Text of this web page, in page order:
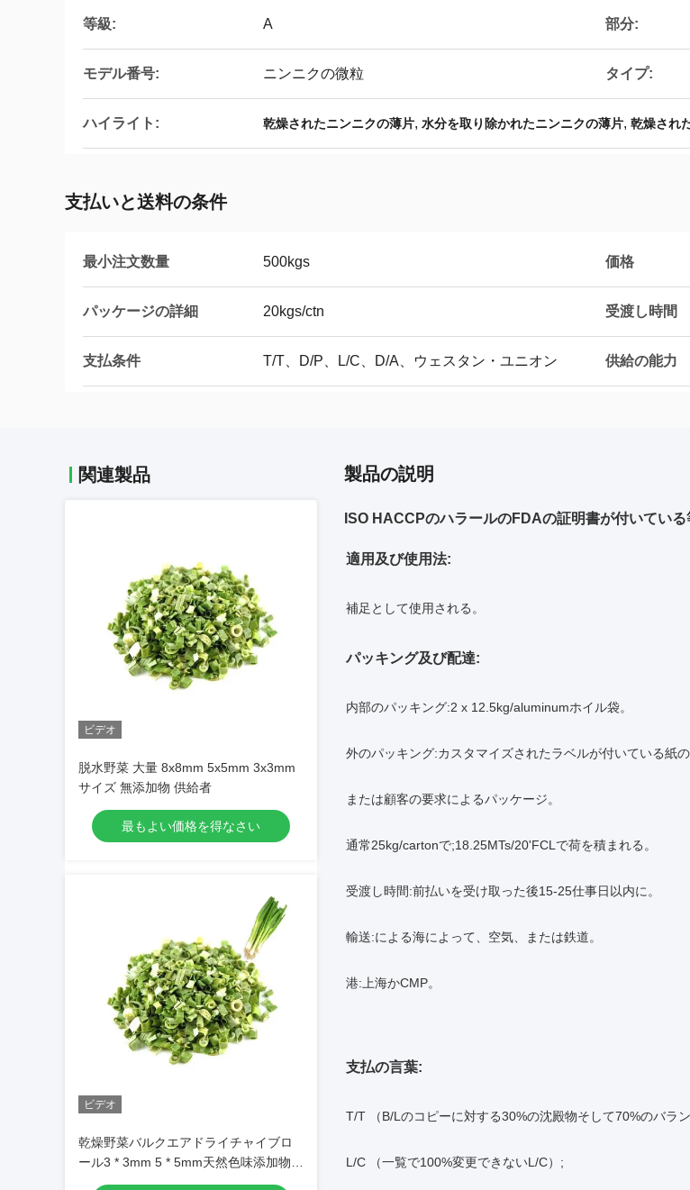
等級: A 部分:
モデル番号: ニンニクの微粒 タイプ:
ハイライト: 乾燥されたニンニクの薄片, 水分を取り除かれたニンニクの薄片, 乾燥され
支払いと送料の条件
最小注文数量 500kgs 価格
パッケージの詳細 20kgs/ctn 受渡し時間
支払条件 T/T、D/P、L/C、D/A、ウェスタン・ユニオン 供給の能力
関連製品
ビデオ
脱水野菜 大量 8x8mm 5x5mm 3x3mm
サイズ 無添加物 供給者
最もよい価格を得なさい
ビデオ
乾燥野菜バルクエアドライチャイブロ
ール3 * 3mm 5 * 5mm天然色味添加物な
し最大7％水分カートンパッキング高品
製品の説明
ISO HACCPのハラールのFDAの証明書が付いてい
適用及び使用法:
補足として使用される。
パッキング及び配達:
内部のパッキング:2 x 12.5kg/aluminumホイル袋。
外のパッキング:カスタマイズされたラベルが付いている紙の
または顧客の要求によるパッケージ。
通常25kg/cartonで;18.25MTs/20'FCLで荷を積まれる。
受渡し時間:前払いを受け取った後15-25仕事日以内に。
輸送:による海によって、空気、または鉄道。
港:上海かCMP。
支払の言葉:
T/T （B/Lのコピーに対する30%の沈殿物そして70%のバラ
L/C （一覧で100%変更できないL/C）;